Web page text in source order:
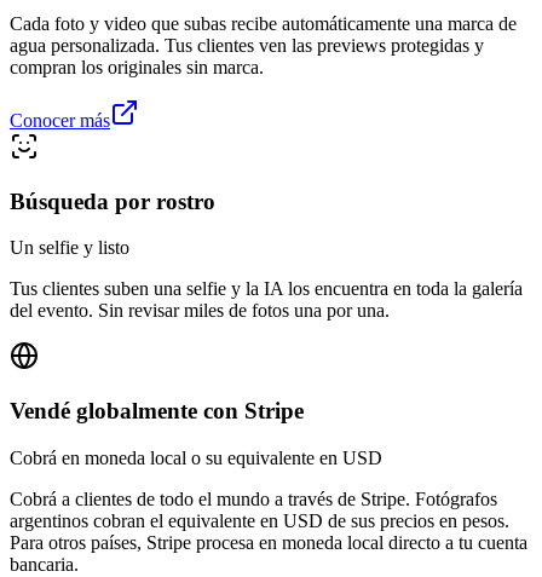
Cada foto y video que subas recibe automáticamente una marca de
agua personalizada. Tus clientes ven las previews protegidas y
compran los originales sin marca.
Conocer más
Búsqueda por rostro
Un selfie y listo
Tus clientes suben una selfie y la IA los encuentra en toda la galería
del evento. Sin revisar miles de fotos una por una.
Vendé globalmente con Stripe
Cobrá en moneda local o su equivalente en USD
Cobrá a clientes de todo el mundo a través de Stripe. Fotógrafos
argentinos cobran el equivalente en USD de sus precios en pesos.
Para otros países, Stripe procesa en moneda local directo a tu cuenta
bancaria.